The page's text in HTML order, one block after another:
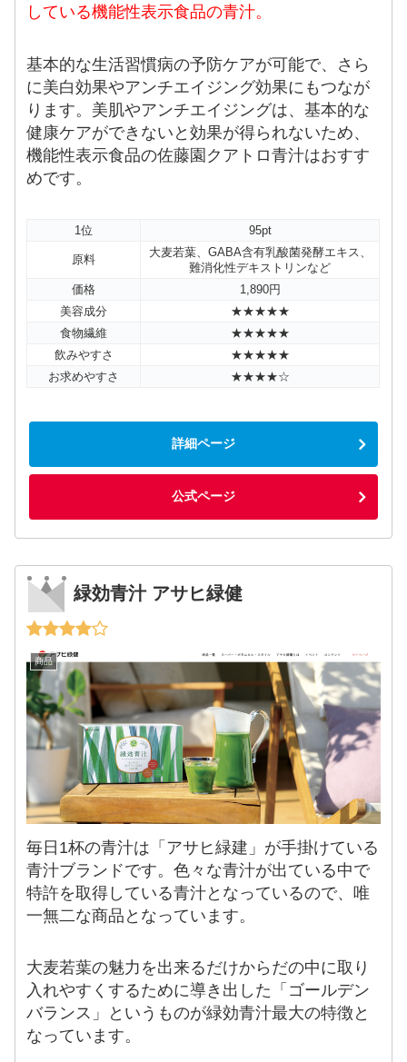
している機能性表示食品の青汁。
基本的な生活習慣病の予防ケアが可能で、さら
に美白効果やアンチエイジング効果にもつなが
ります。美肌やアンチエイジングは、基本的な
健康ケアができないと効果が得られないため、
機能性表示食品の佐藤園クアトロ青汁はおすす
めです。
1位 95pt
原料
大麦若葉、GABA含有乳酸菌発酵エキス、
難消化性デキストリンなど
価格
1,890円
美容成分
★★★★★
食物繊維
★★★★★
飲みやすさ
★★★★★
お求めやすさ
★★★★☆
詳細ページ
公式ページ
緑効青汁 アサヒ緑健
商品
毎日1杯の青汁は「アサヒ緑建」が手掛けている
青汁ブランドです。色々な青汁が出ている中で
特許を取得している青汁となっているので、唯
一無二な商品となっています。
大麦若葉の魅力を出来るだけからだの中に取り
入れやすくするために導き出した「ゴールデン
バランス」というものが緑効青汁最大の特徴と
なっています。